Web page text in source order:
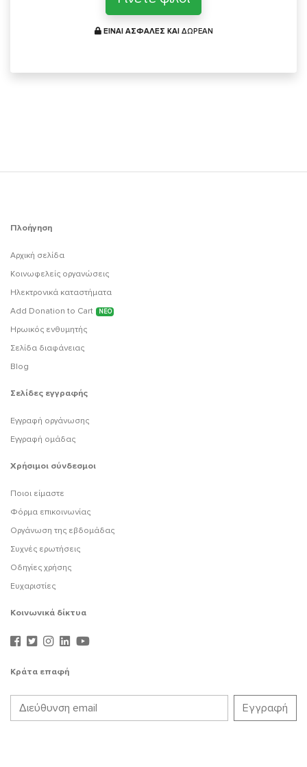
ΕΙΝΑΙ ΑΣΦΑΛΕΣ ΚΑΙ ΔΩΡΕΑΝ
Πλοήγηση
Αρχική σελίδα
Κοινωφελείς οργανώσεις
Ηλεκτρονικά καταστήματα
Add Donation to Cart
ΝΕΟ
Ηρωικός ενθυμητής
Σελίδα διαφάνειας
Blog
Σελίδες εγγραφής
Εγγραφή οργάνωσης
Εγγραφή ομάδας
Χρήσιμοι σύνδεσμοι
Ποιοι είμαστε
Φόρμα επικοινωνίας
Οργάνωση της εβδομάδας
Συχνές ερωτήσεις
Οδηγίες χρήσης
Ευχαριστίες
Κοινωνικά δίκτυα
Κράτα επαφή